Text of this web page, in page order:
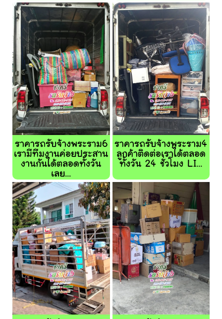
ราคารถรับจ้างพระราม6
เรามีทีมงานค่อยประสาน
งานกันได้ตลอดทั้งวัน
เลย...
ราคารถรับจ้างพระราม4
ลูกค้าติดต่อเราได้ตลอด
ทั้งวัน 24 ชั่วโมง LI...